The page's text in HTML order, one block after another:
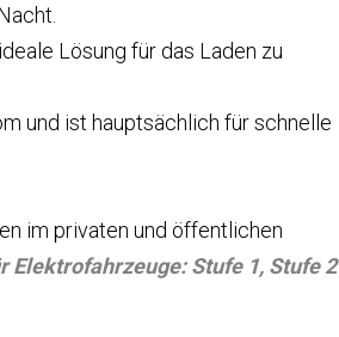
Lösung für das Laden zu
und ist hauptsächlich für schnelle
im privaten und öffentlichen
Elektrofahrzeuge: Stufe 1, Stufe 2